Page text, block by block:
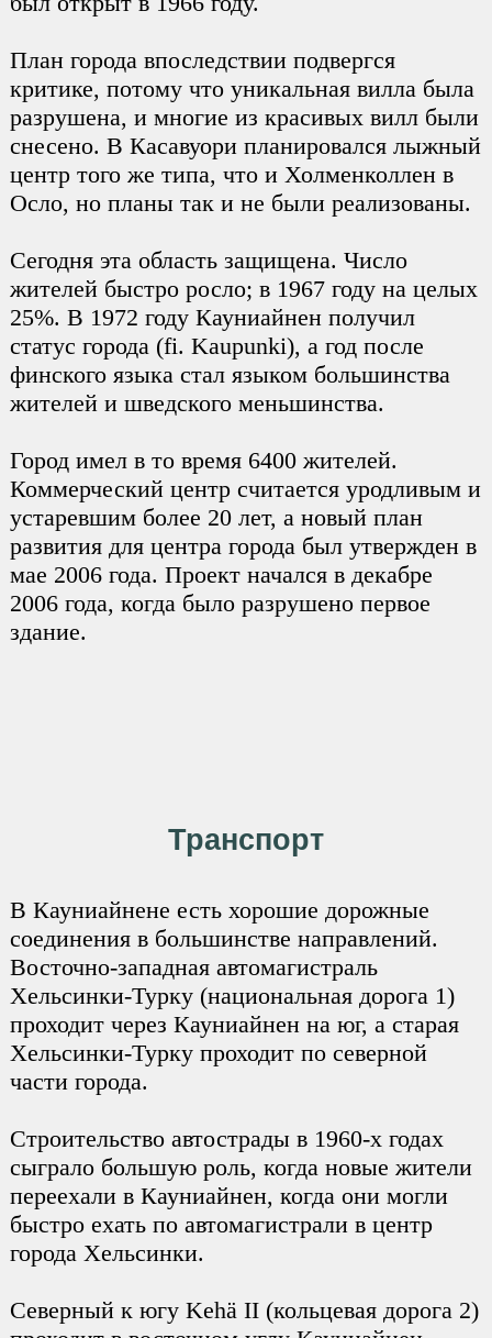
План города впоследствии подвергся
критике, потому что уникальная вилла была
разрушена, и многие из красивых вилл были
снесено. В Касавуори планировался лыжный
центр того же типа, что и Холменколлен в
Осло, но планы так и не были реализованы.
Сегодня эта область защищена. Число
жителей быстро росло; в 1967 году на целых
25%. В 1972 году Кауниайнен получил
статус города (fi. Kaupunki), а год после
финского языка стал языком большинства
жителей и шведского меньшинства.
Город имел в то время 6400 жителей.
Коммерческий центр считается уродливым и
устаревшим более 20 лет, а новый план
развития для центра города был утвержден в
мае 2006 года. Проект начался в декабре
2006 года, когда было разрушено первое
здание.
Транспорт
В Кауниайнене есть хорошие дорожные
соединения в большинстве направлений.
Восточно-западная автомагистраль
Хельсинки-Турку (национальная дорога 1)
проходит через Кауниайнен на юг, а старая
Хельсинки-Турку проходит по северной
части города.
Строительство автострады в 1960-х годах
сыграло большую роль, когда новые жители
переехали в Кауниайнен, когда они могли
быстро ехать по автомагистрали в центр
города Хельсинки.
Северный к югу Kehä II (кольцевая дорога 2)